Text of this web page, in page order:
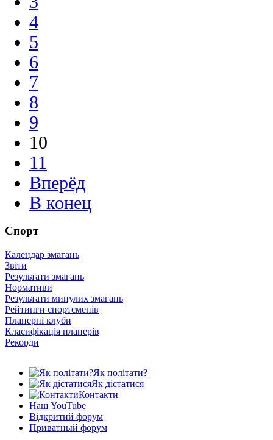
4
5
6
7
8
9
10
11
Вперёд
В конец
Спорт
Календар змагань
Звіти
Результати змагань
Нормативи
Результати минулих змагань
Рейтинги спортсменів
Планерні клуби
Класифікація планерів
Рекорди
Як політати?
Як дістатися
Контакти
Наш YouTube
Відкритий форум
Приватный форум